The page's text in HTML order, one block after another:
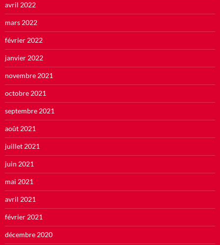
avril 2022
mars 2022
février 2022
janvier 2022
novembre 2021
octobre 2021
septembre 2021
août 2021
juillet 2021
juin 2021
mai 2021
avril 2021
février 2021
décembre 2020